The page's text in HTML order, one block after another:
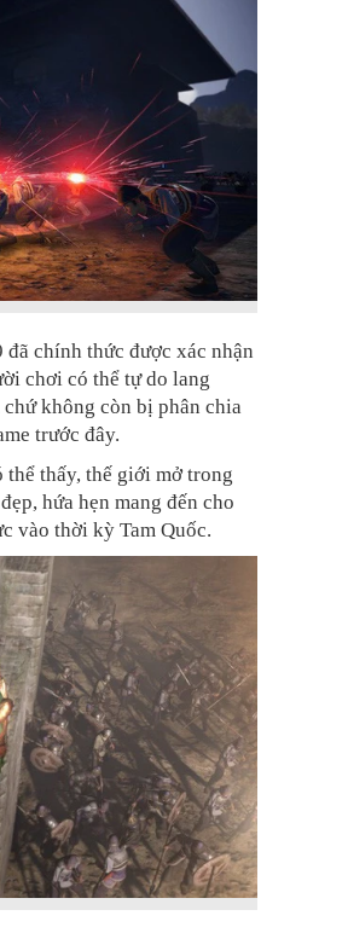
chính thức được xác nhận
chơi có thể tự do lang
không còn bị phân chia
trước đây.
thấy, thế giới mở trong
hứa hẹn mang đến cho
vào thời kỳ Tam Quốc.